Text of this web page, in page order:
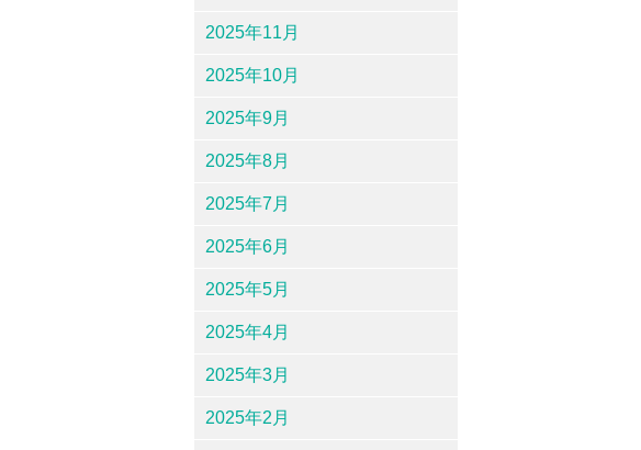
2025年11月
2025年10月
2025年9月
2025年8月
2025年7月
2025年6月
2025年5月
2025年4月
2025年3月
2025年2月